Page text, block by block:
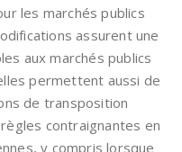
les marchés publics
assurent une
aux marchés publics
permettent aussi de
de transposition
contraignantes en
y compris lorsque